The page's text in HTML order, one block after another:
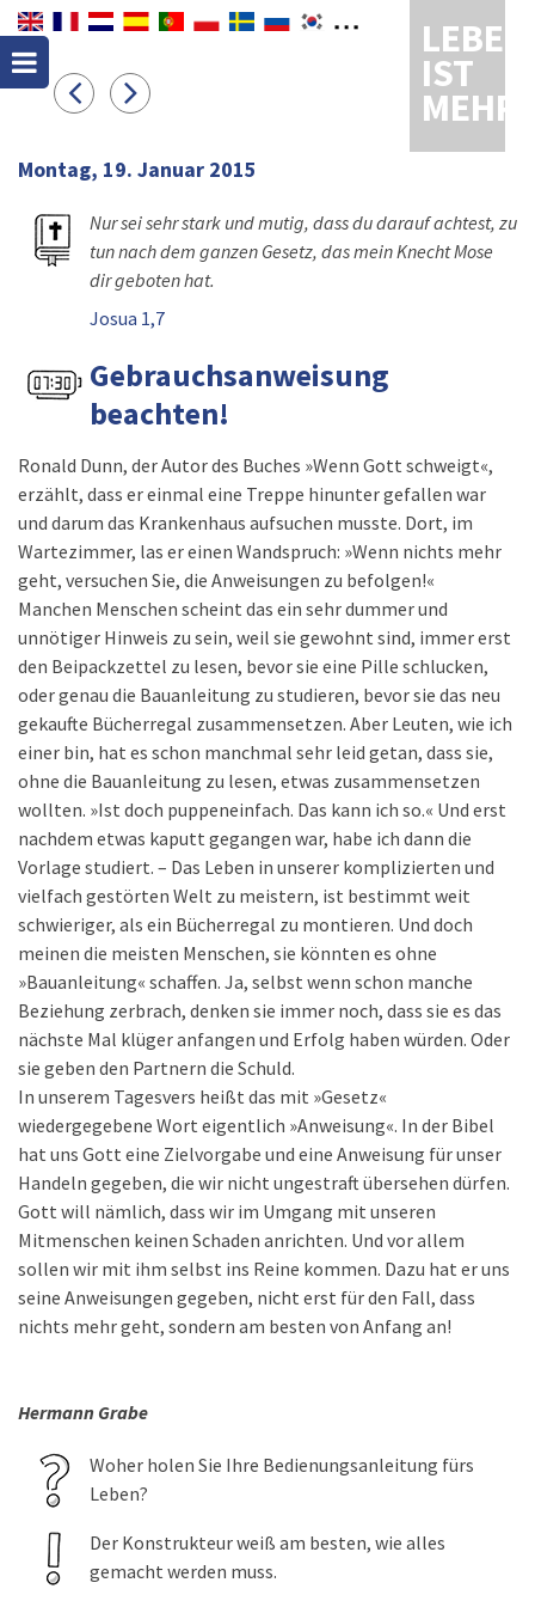
LEBEN
IST
MEHR
Montag, 19. Januar 2015
Nur sei sehr stark und mutig, dass du darauf achtest, zu
tun nach dem ganzen Gesetz, das mein Knecht Mose
dir geboten hat.
Josua 1,7
Gebrauchsanweisung
beachten!
Ronald Dunn, der Autor des Buches »Wenn Gott schweigt«,
erzählt, dass er einmal eine Treppe hinunter gefallen war
und darum das Krankenhaus aufsuchen musste. Dort, im
Wartezimmer, las er einen Wandspruch: »Wenn nichts mehr
geht, versuchen Sie, die Anweisungen zu befolgen!«
Manchen Menschen scheint das ein sehr dummer und
unnötiger Hinweis zu sein, weil sie gewohnt sind, immer erst
den Beipackzettel zu lesen, bevor sie eine Pille schlucken,
oder genau die Bauanleitung zu studieren, bevor sie das neu
gekaufte Bücherregal zusammensetzen. Aber Leuten, wie ich
einer bin, hat es schon manchmal sehr leid getan, dass sie,
ohne die Bauanleitung zu lesen, etwas zusammensetzen
wollten. »Ist doch puppeneinfach. Das kann ich so.« Und erst
nachdem etwas kaputt gegangen war, habe ich dann die
Vorlage studiert. – Das Leben in unserer komplizierten und
vielfach gestörten Welt zu meistern, ist bestimmt weit
schwieriger, als ein Bücherregal zu montieren. Und doch
meinen die meisten Menschen, sie könnten es ohne
»Bauanleitung« schaffen. Ja, selbst wenn schon manche
Beziehung zerbrach, denken sie immer noch, dass sie es das
nächste Mal klüger anfangen und Erfolg haben würden. Oder
sie geben den Partnern die Schuld.
In unserem Tagesvers heißt das mit »Gesetz«
wiedergegebene Wort eigentlich »Anweisung«. In der Bibel
hat uns Gott eine Zielvorgabe und eine Anweisung für unser
Handeln gegeben, die wir nicht ungestraft übersehen dürfen.
Gott will nämlich, dass wir im Umgang mit unseren
Mitmenschen keinen Schaden anrichten. Und vor allem
sollen wir mit ihm selbst ins Reine kommen. Dazu hat er uns
seine Anweisungen gegeben, nicht erst für den Fall, dass
nichts mehr geht, sondern am besten von Anfang an!
Hermann Grabe
Woher holen Sie Ihre Bedienungsanleitung fürs
Leben?
Der Konstrukteur weiß am besten, wie alles
gemacht werden muss.